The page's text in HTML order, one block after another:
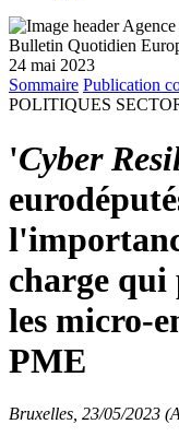
Bulletin Quotidien
24 mai 2023
Sommaire Publication
POLITIQUES
'Cyber
charge
les micro-
PME
Bruxelles, 23/05/2023